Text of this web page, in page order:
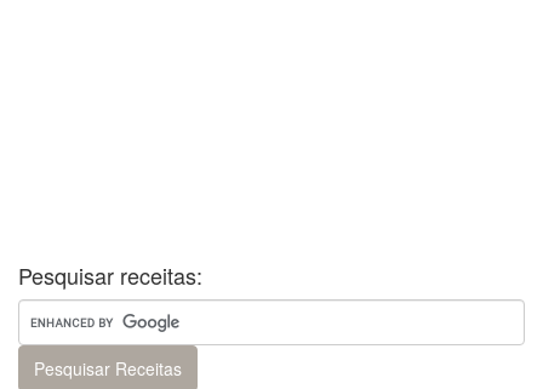
Pesquisar receitas: